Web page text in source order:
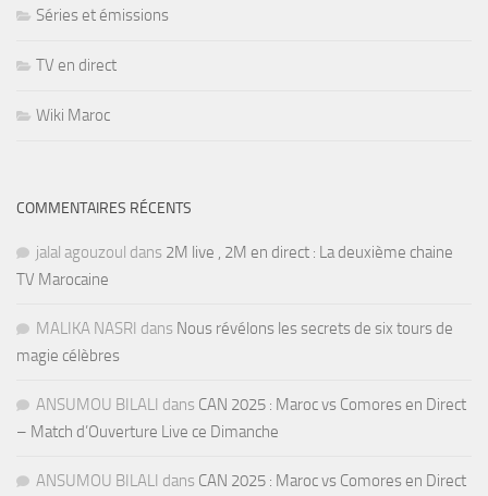
Séries et émissions
TV en direct
Wiki Maroc
COMMENTAIRES RÉCENTS
jalal agouzoul dans 2M live , 2M en direct : La deuxième chaine
TV Marocaine
MALIKA NASRI dans Nous révélons les secrets de six tours de
magie célèbres
ANSUMOU BILALI dans CAN 2025 : Maroc vs Comores en Direct
– Match d’Ouverture Live ce Dimanche
ANSUMOU BILALI dans CAN 2025 : Maroc vs Comores en Direct